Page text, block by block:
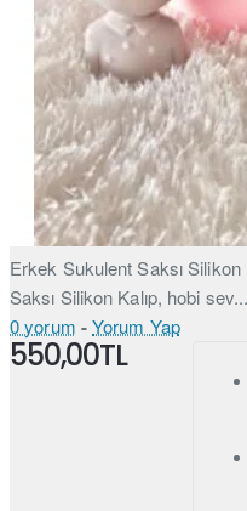
Erkek Sukulent Saksı
Saksı Silikon Kalıp, hobi sev...
0 yorum -Yorum Yap
550,00TL